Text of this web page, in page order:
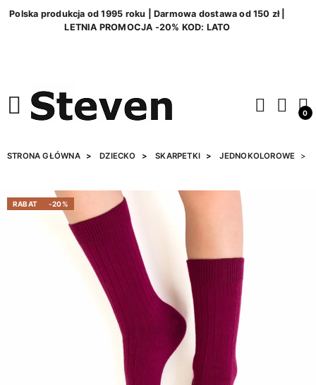
Polska produkcja od 1995 roku | Darmowa dostawa od 150 zł |
LETNIA PROMOCJA -20% KOD: LATO
0
STRONA GŁÓWNA DZIECKO SKARPETKI JEDNOKOLOROWE
RABAT -20%